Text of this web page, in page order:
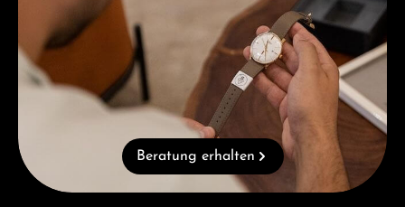
Beratung erhalten